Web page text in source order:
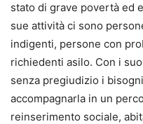
stato di grave povertà ed
sue attività ci sono
indigenti, persone con
richiedenti asilo. Con i
senza pregiudizio i
accompagnarla in un
reinserimento sociale,